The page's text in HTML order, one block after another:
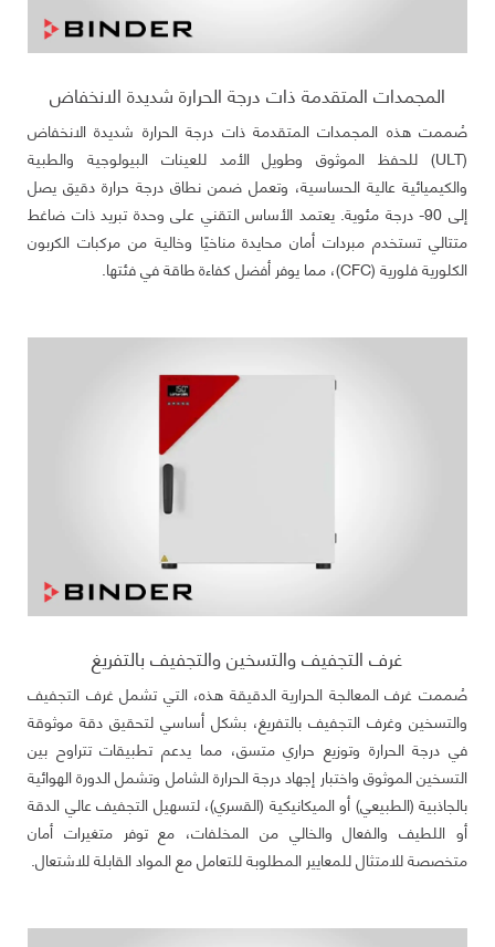
المجمدات المتقدمة ذات درجة الحرارة شديدة الانخفاض
صُممت هذه المجمدات المتقدمة ذات درجة الحرارة شديدة الانخفاض
(ULT) للحفظ الموثوق وطويل الأمد للعينات البيولوجية والطبية
والكيميائية عالية الحساسية، وتعمل ضمن نطاق درجة حرارة دقيق يصل
إلى 90- درجة مئوية. يعتمد الأساس التقني على وحدة تبريد ذات ضاغط
متتالي تستخدم مبردات أمان محايدة مناخيًا وخالية من مركبات الكربون
الكلورية فلورية (CFC)، مما يوفر أفضل كفاءة طاقة في فئتها.
غرف التجفيف والتسخين والتجفيف بالتفريغ
صُممت غرف المعالجة الحرارية الدقيقة هذه، التي تشمل غرف التجفيف
والتسخين وغرف التجفيف بالتفريغ، بشكل أساسي لتحقيق دقة موثوقة
في درجة الحرارة وتوزيع حراري متسق، مما يدعم تطبيقات تتراوح بين
التسخين الموثوق واختبار إجهاد درجة الحرارة الشامل وتشمل الدورة الهوائية
بالجاذبية (الطبيعي) أو الميكانيكية (القسري)، لتسهيل التجفيف عالي الدقة
أو اللطيف والفعال والخالي من المخلفات، مع توفر متغيرات أمان
متخصصة للامتثال للمعايير المطلوبة للتعامل مع المواد القابلة للاشتعال.